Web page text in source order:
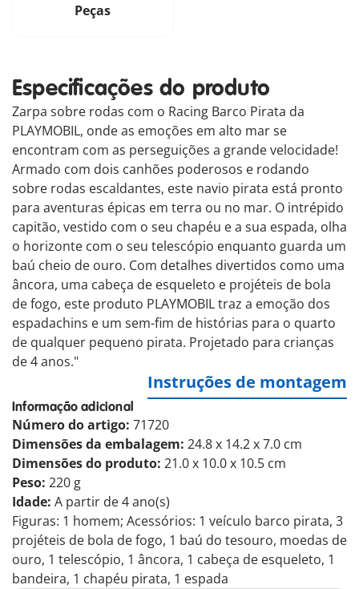
Peças
Especificações do produto
Zarpa sobre rodas com o Racing Barco Pirata da
PLAYMOBIL, onde as emoções em alto mar se
encontram com as perseguições a grande velocidade!
Armado com dois canhões poderosos e rodando
sobre rodas escaldantes, este navio pirata está pronto
para aventuras épicas em terra ou no mar. O intrépido
capitão, vestido com o seu chapéu e a sua espada, olha
o horizonte com o seu telescópio enquanto guarda um
baú cheio de ouro. Com detalhes divertidos como uma
âncora, uma cabeça de esqueleto e projéteis de bola
de fogo, este produto PLAYMOBIL traz a emoção dos
espadachins e um sem-fim de histórias para o quarto
de qualquer pequeno pirata. Projetado para crianças
de 4 anos."
Instruções de montagem
Informação adicional
Número do artigo: 71720
Dimensões da embalagem: 24.8 x 14.2 x 7.0 cm
Dimensões do produto: 21.0 x 10.0 x 10.5 cm
Peso: 220 g
Idade: A partir de 4 ano(s)
Figuras: 1 homem; Acessórios: 1 veículo barco pirata, 3
projéteis de bola de fogo, 1 baú do tesouro, moedas de
ouro, 1 telescópio, 1 âncora, 1 cabeça de esqueleto, 1
bandeira, 1 chapéu pirata, 1 espada